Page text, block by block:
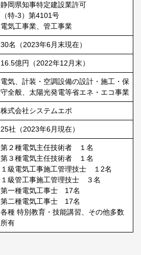
静岡県知事特定建設業許可
（特-3）第4101号
電気工事業、管工事業
30名（2023年6月末現在）
16.5億円（2022年12月末）
電気、計装・空調設備の設計・施工・保
守全般、太陽光発電等省エネ・エコ事業
株式会社システムエポ
25社（2023年6月現在）
第２種電気主任技術者 １名
第３種電気主任技術者 １名
１級電気工事施工管理技士 １2名
１級管工事施工管理技士 ３名
第一種電気工事士 17名
第二種電気工事士 17名
各種 特別教育・技能講習、その他多数
所有